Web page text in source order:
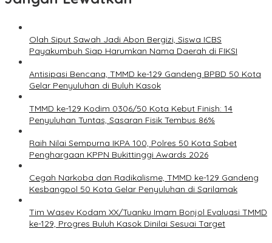
Olah Siput Sawah Jadi Abon Bergizi, Siswa ICBS
Payakumbuh Siap Harumkan Nama Daerah di FIKSI
Antisipasi Bencana, TMMD ke-129 Gandeng BPBD 50 Kota
Gelar Penyuluhan di Buluh Kasok
TMMD ke-129 Kodim 0306/50 Kota Kebut Finish: 14
Penyuluhan Tuntas, Sasaran Fisik Tembus 86%
Raih Nilai Sempurna IKPA 100, Polres 50 Kota Sabet
Penghargaan KPPN Bukittinggi Awards 2026
Cegah Narkoba dan Radikalisme, TMMD ke-129 Gandeng
Kesbangpol 50 Kota Gelar Penyuluhan di Sarilamak
Tim Wasev Kodam XX/Tuanku Imam Bonjol Evaluasi TMMD
ke-129, Progres Buluh Kasok Dinilai Sesuai Target